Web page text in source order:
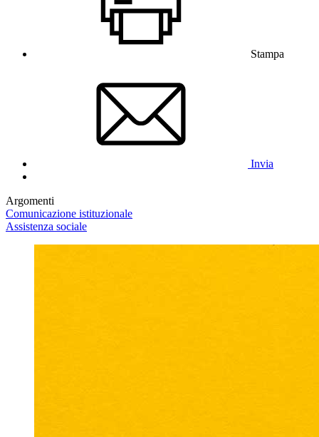
Stampa
Invia
Argomenti
Comunicazione istituzionale
Assistenza sociale